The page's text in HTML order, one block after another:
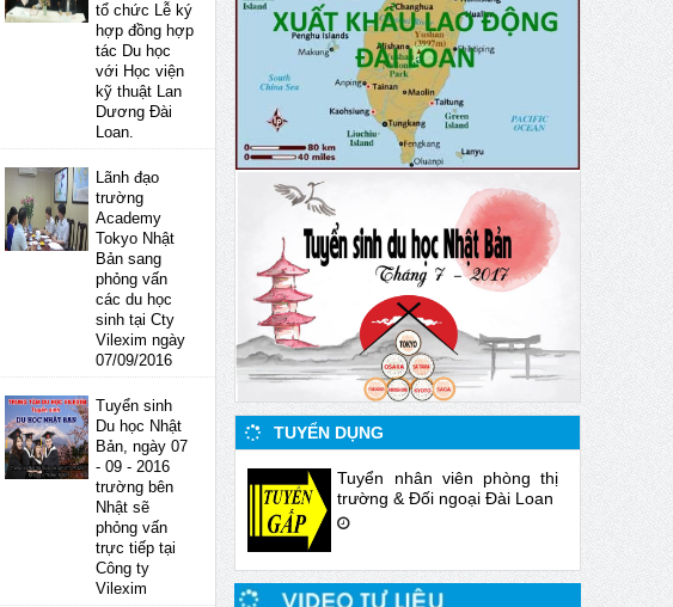
tổ chức Lễ ký
hợp đồng hợp
tác Du học
với Học viện
kỹ thuật Lan
Dương Đài
Loan.
Lãnh đạo
trường
Academy
Tokyo Nhật
Bản sang
phỏng vấn
các du học
sinh tại Cty
Vilexim ngày
07/09/2016
Tuyển sinh
Du học Nhật
Bản, ngày 07
- 09 - 2016
trường bên
Nhật sẽ
phỏng vấn
trực tiếp tại
Công ty
Vilexim
TUYỂN DỤNG
Tuyển nhân viên phòng thị
trường & Đối ngoại Đài Loan